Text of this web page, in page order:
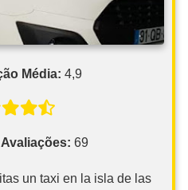
Média: 4,9
69
un taxi en la isla de las